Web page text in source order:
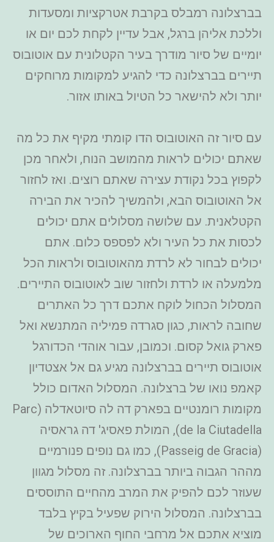
בברצלונה רמבלס בקרבת אטרקציות ומסעדות
וללכת אליהן ברגל, אבל עדיין לקחת לכם יום או
יומיים של סיור מודרך בעיר הקטלונית עם אוטובוס
תיירים בברצלונה כדי להגיע למקומות מרוחקים
יותר ולא להישאר כל הטיול באותו אזור.
עם סיור זה האוטובוס הדו קומתי מקיף את כל מה
שאתם יכולים לראות מהמושב הנוח, ולאחר מכן
לקפוץ בכל נקודת עצירה שאתם רוצים. ואז לחזור
אל האוטובוס הבא, ולהמשיך להכיר את הבירה
הקטלאנית. עם שלושה מסלולים אתם יכולים
לכסות את כל העיר ולא לפספס כלום. אתם
יכולים לבחור לא לרדת מהאוטובוס ולראות הכל
מלמעלה או לרדת ולחזור שוב לאוטובוס התיירים.
המסלול הכחול לוקח אתכם דרך כל האתרים
שחובה לראות, כגון סגרדה פמיליה המתנשא ואל
פארק גואל קסום. וכמובן, עבור אוהדי הכדורגל
אוטובוס תיירים בברצלונה מגיע גם אל אצטדיון
קאמפ נואו של ברצלונה. המסלול האדום כולל
מקומות רומנטיים בפארק דה לה סיוטאדלה (Parc
de la Ciutadella), המולת פאסיג' דה גראסיה
(Passeig de Gracia), כמו גם נופים פנורמיים
מההר הגבוה ביותר בברצלונה. זה מסלול מגוון
שעוזר לכם להפיק את המרב מהחיים התוססים
בברצלונה. המסלול הירוק שפעיל בקיץ בלבד
מוציא אתכם אל מרחבי החוף הארוכים של